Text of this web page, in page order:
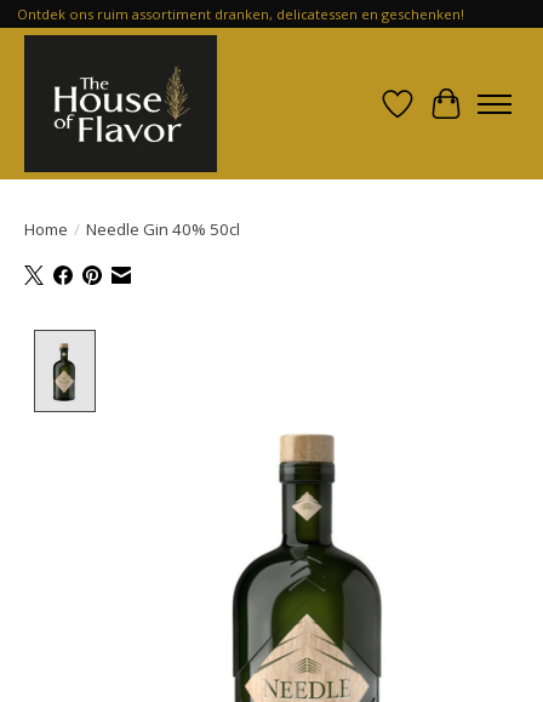
Ontdek ons ruim assortiment dranken, delicatessen en geschenken!
Verlanglijst
Home / Needle Gin 40% 50cl